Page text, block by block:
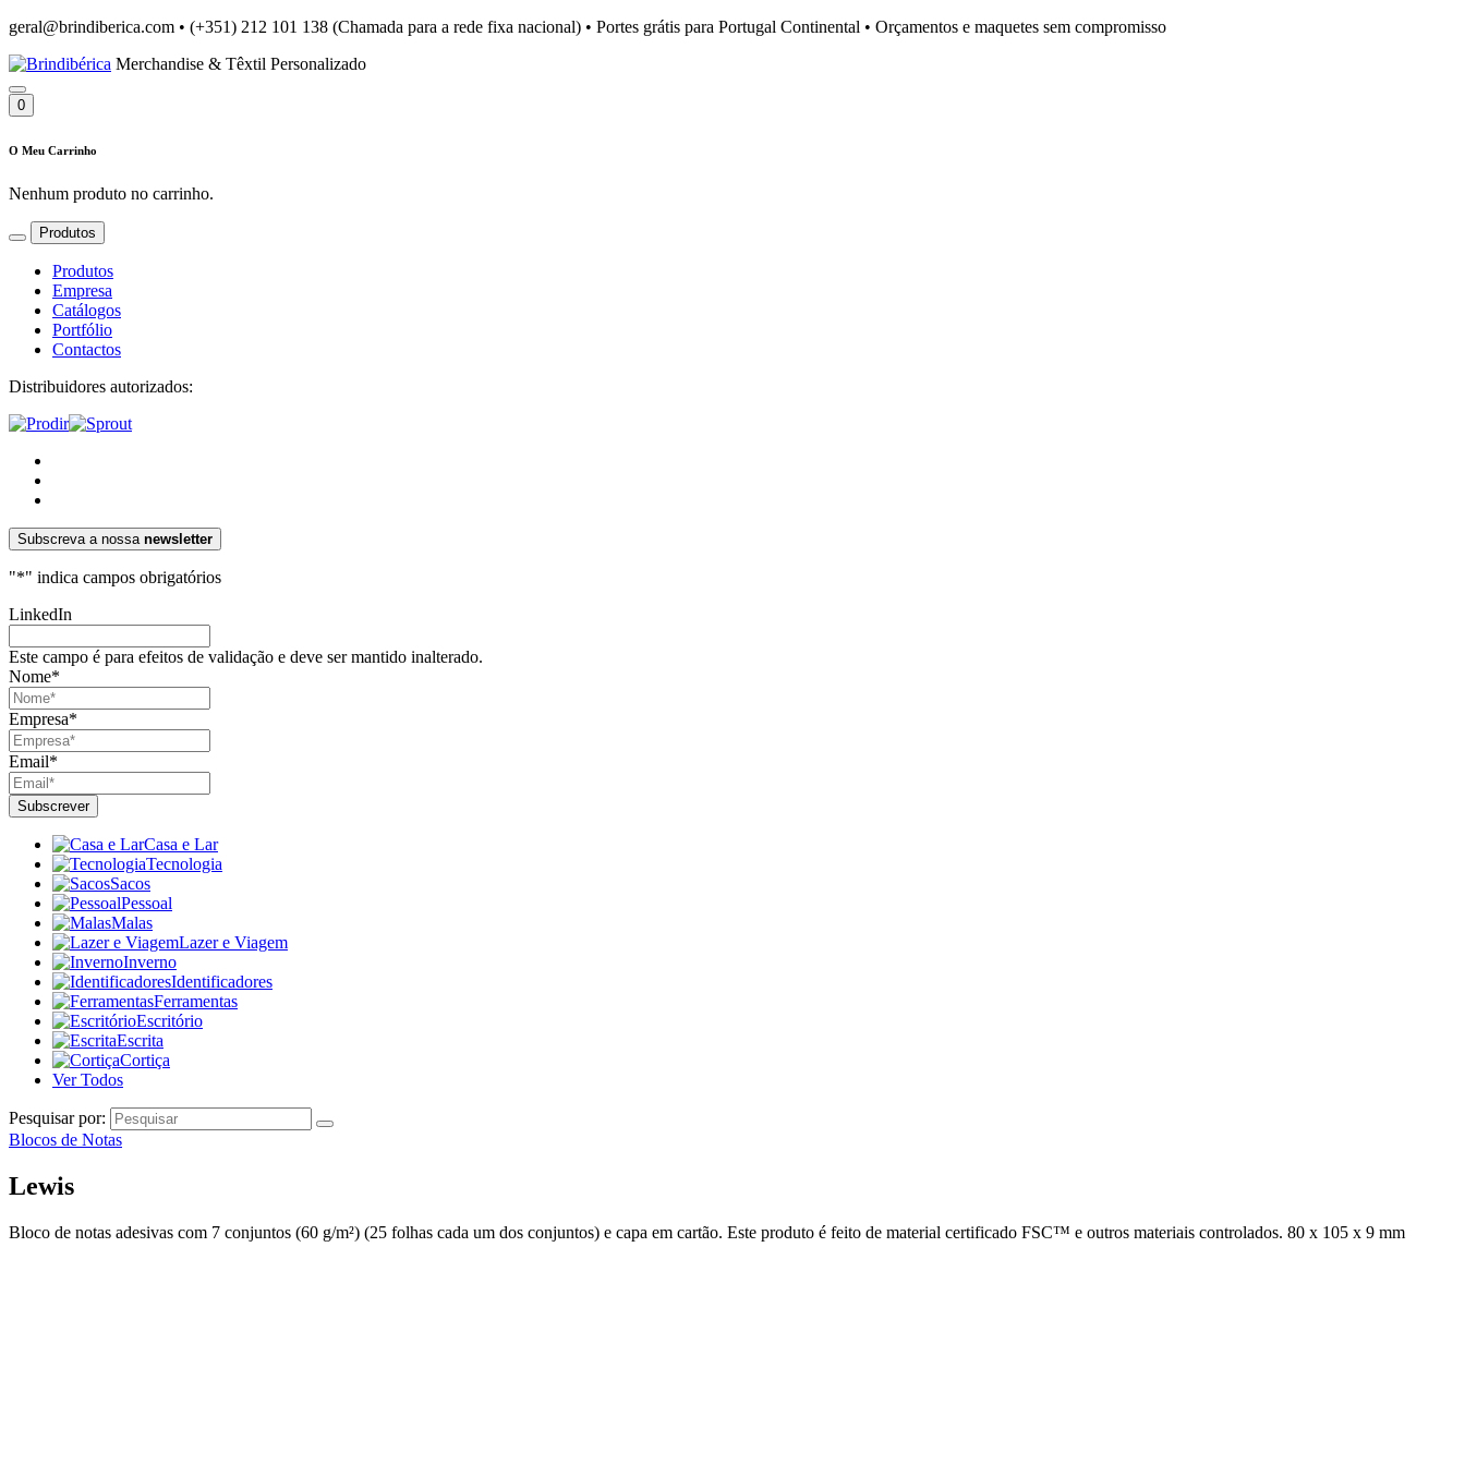
geral@brindiberica.com • (+351) 212 101 138 (Chamada para a rede fixa nacional) • Portes grátis para Portugal Continental • Orçamentos e maquetes sem compromisso
Merchandise & Têxtil Personalizado
0
O Meu Carrinho
Nenhum produto no carrinho.
Produtos
Produtos
Empresa
Catálogos
Portfólio
Contactos
Distribuidores autorizados:
Subscreva a nossa newsletter
"*" indica campos obrigatórios
LinkedIn
Este campo é para efeitos de validação e deve ser mantido inalterado.
Nome*
Empresa*
Email*
Casa e Lar
Tecnologia
Sacos
Pessoal
Malas
Lazer e Viagem
Inverno
Identificadores
Ferramentas
Escritório
Escrita
Cortiça
Ver Todos
Pesquisar por:
Blocos de Notas
Lewis
Bloco de notas adesivas com 7 conjuntos (60 g/m²) (25 folhas cada um dos conjuntos) e capa em cartão. Este produto é feito de material certificado FSC™ e outros materiais controlados. 80 x 105 x 9 mm